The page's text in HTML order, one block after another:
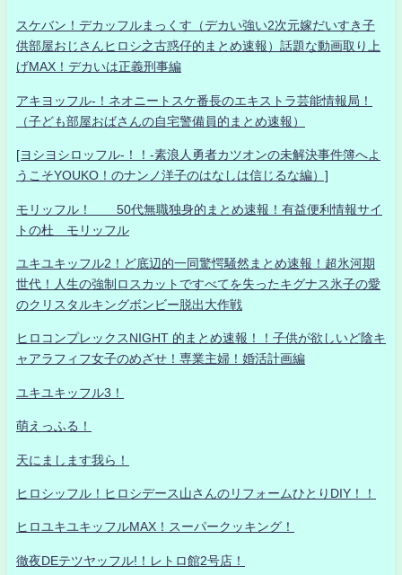
スケバン！デカッフルまっくす（デカい強い2次元嫁だいすき子
供部屋おじさんヒロシ之古惑仔的まとめ速報）話題な動画取り上
げMAX！デカいは正義刑事編
アキヨッフル-！ネオニートスケ番長のエキストラ芸能情報局！
（子ども部屋おばさんの自宅警備員的まとめ速報）
[ヨシヨシロッフル-！！-素浪人勇者カツオンの未解決事件簿へよ
うこそYOUKO！のナンノ洋子のはなしは信じるな編）]
モリッフル！ 50代無職独身的まとめ速報！有益便利情報サイ
トの杜 モリッフル
ユキユキッフル2！ど底辺的一同驚愕騒然まとめ速報！超氷河期
世代！人生の強制ロスカットですべてを失ったキグナス氷子の愛
のクリスタルキングボンビー脱出大作戦
ヒロコンプレックスNIGHT 的まとめ速報！！子供が欲しいど陰キ
ャアラフィフ女子のめざせ！専業主婦！婚活計画編
ユキユキッフル3！
萌えっふる！
天にまします我ら！
ヒロシッフル！ヒロシデース山さんのリフォームひとりDIY！！
ヒロユキユキッフルMAX！スーパークッキング！
徹夜DEテツヤッフル!！レトロ館2号店！